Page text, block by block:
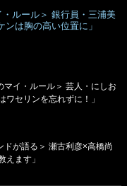
ルール＞ 銀行員・三浦美
は胸の高い位置に」
マイ・ルール＞ 芸人・にしお
ワセリンを忘れずに！」
ドが語る＞ 瀬古利彦×高橋尚
えます」